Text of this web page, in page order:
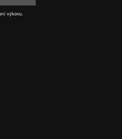
výkonu.